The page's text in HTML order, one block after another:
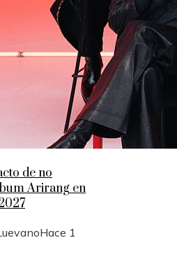
de no
Arirang en
Hace 1